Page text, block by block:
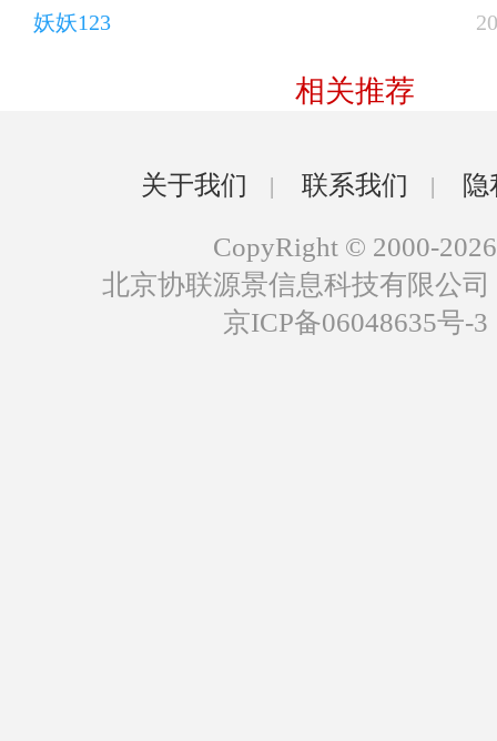
妖妖123
相关推荐
关于我们 | 联系我们 |
CopyRight © 2000-2026
北京协联源景信息科技有限公
京ICP备06048635号-3